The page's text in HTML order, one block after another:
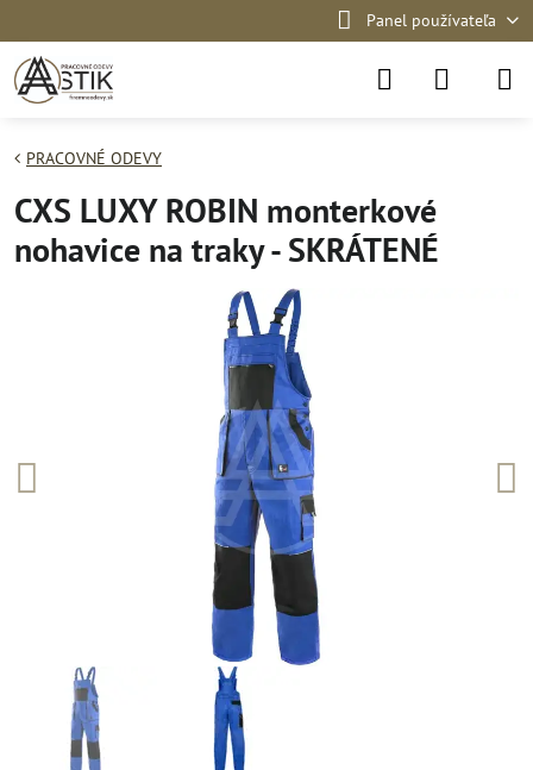
Panel používateľa
PRACOVNÉ ODEVY
CXS LUXY ROBIN monterkové
nohavice na traky - SKRÁTENÉ